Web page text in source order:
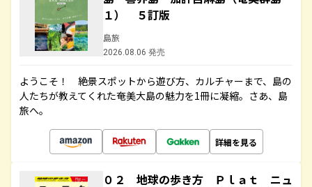
１） ５訂版
島旅
2026.08.06 発売
ようこそ！ 絶景スポットから遊び方、カルチャーまで、島の
人たちが教えてくれた奄美大島の魅力を1冊に凝縮。さあ、島
旅へ。
詳細を見る
０２ 地球の歩き方 Ｐｌａｔ ニュ